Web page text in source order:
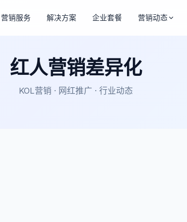
营销服务 解决方案 企业套餐 营销动态
红人营销差异化
KOL营销 · 网红推广 · 行业动态